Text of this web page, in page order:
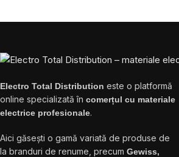
Electro Total Distribution este o platformă
online specializată în comerțul cu materiale
electrice profesionale.
Aici găsești o gamă variată de produse de
la branduri de renume, precum Gewiss,